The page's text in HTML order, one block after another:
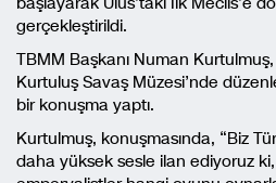
gerçekleştirildi.
TBMM Başkanı Numan
Kurtuluş Savaş Müzesi’nde
bir konuşma yaptı.
Kurtulmuş, konuşmasında, “Biz
daha yüksek sesle ilan ediyoruz